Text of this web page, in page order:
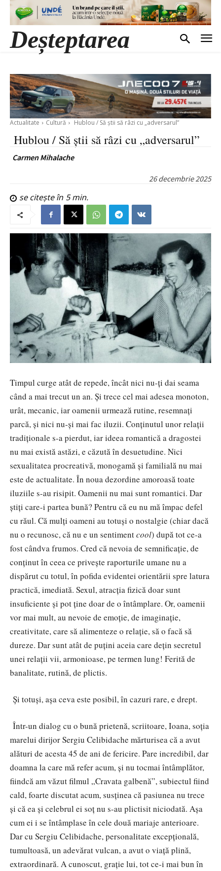
Deșteptarea
Actualitate Cultură Hublou / Să știi să râzi cu „adversarul”
Hublou / Să știi să râzi cu „adversarul”
Carmen Mihalache
26 decembrie 2025
se citește în 5min.
Timpul curge atât de repede, încât nici nu-ți dai seama
când a mai trecut un an. Și trece cel mai adesea monoton,
urât, mecanic, iar oamenii urmează rutine, resemnați
parcă, și nici nu-şi mai fac iluzii. Conţinutul unor relaţii
tradiţionale s-a pierdut, iar ideea romantică a dragostei
nu mai există astăzi, e căzută în desuetudine. Nici
sexualitatea procreativă, monogamă şi familială nu mai
este de actualitate. În noua dezordine amoroasă toate
iluziile s-au risipit. Oamenii nu mai sunt romantici. Dar
ştiţi care-i partea bună? Pentru că eu nu mă împac defel
cu răul. Că mulți oameni au totuși o nostalgie (chiar dacă
nu o recunosc, că nu e un sentimentcool) după tot ce-a
fost cândva frumos. Cred că nevoia de semnificaţie, de
conţinut în ceea ce priveşte raporturile umane nu a
dispărut cu totul, în pofida evidentei orientării spre latura
practică, imediată. Sexul, atracţia fizică doar sunt
insuficiente şi pot ţine doar de o întâmplare. Or, oamenii
vor mai mult, au nevoie de emoţie, de imaginaţie,
creativitate, care să alimenteze o relaţie, să o facă să
dureze. Dar sunt atât de puţini aceia care deţin secretul
unei relaţii vii, armonioase, pe termen lung! Ferită de
banalitate, rutină, de plictis.
Şi totuşi, aşa ceva este posibil, în cazuri rare, e drept.
Într-un dialog cu o bună prietenă, scriitoare, Ioana, soţia
marelui dirijor Sergiu Celibidache mărturisea că a avut
alături de acesta 45 de ani de fericire. Pare incredibil, dar
doamna la care mă refer acum, și nu tocmai întâmplător,
fiindcă am văzut filmul „Cravata galbenă”, subiectul fiind
cald, foarte discutat acum, susținea că pasiunea nu trece
şi că ea şi celebrul ei soţ nu s-au plictisit niciodată. Aşa
cum ei i se întâmplase în cele două mariaje anterioare.
Dar cu Sergiu Celibidache, personalitate excepţională,
tumultoasă, un adevărat vulcan, a avut o viață plină,
extraordinară. A cunoscut, graţie lui, tot ce-i mai bun în